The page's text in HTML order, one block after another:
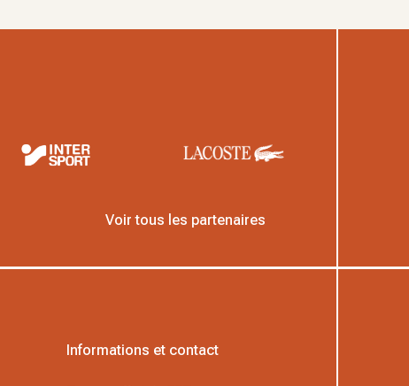
Voir tous les partenaires
Informations et contact